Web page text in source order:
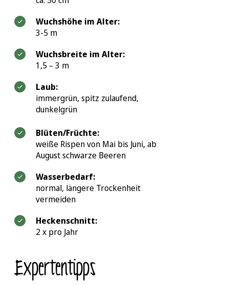
Wuchshöhe im Alter:
3-5 m
Wuchsbreite im Alter:
1,5 – 3 m
Laub:
immergrün, spitz zulaufend,
dunkelgrün
Blüten/Früchte:
weiße Rispen von Mai bis Juni, ab
August schwarze Beeren
Wasserbedarf:
normal, längere Trockenheit
vermeiden
Heckenschnitt:
2 x pro Jahr
Expertentipps